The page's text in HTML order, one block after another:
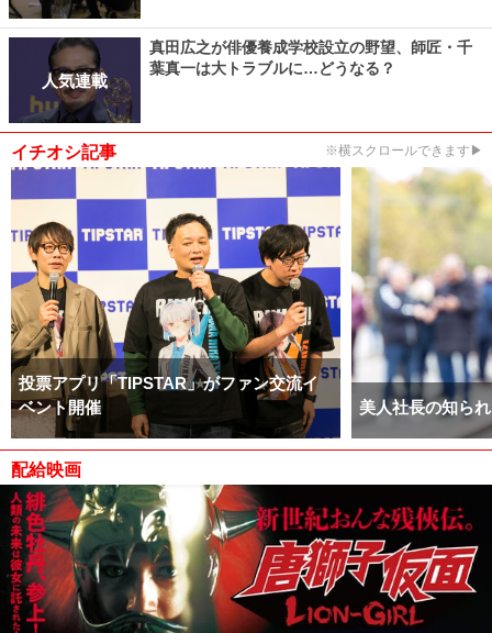
人気連載
真田広之が俳優養成学校設立の野望、師匠・千
葉真一は大トラブルに…どうなる？
イチオシ記事 ※横スクロールできます▶
投票アプリ「TIPSTAR」がファン交流イ
ベント開催
美人社長の知ら
配給映画